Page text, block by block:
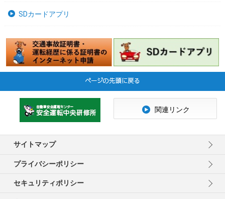
SDカードアプリ
サイトマップ
プライバシーポリシー
セキュリティポリシー
関連リンク